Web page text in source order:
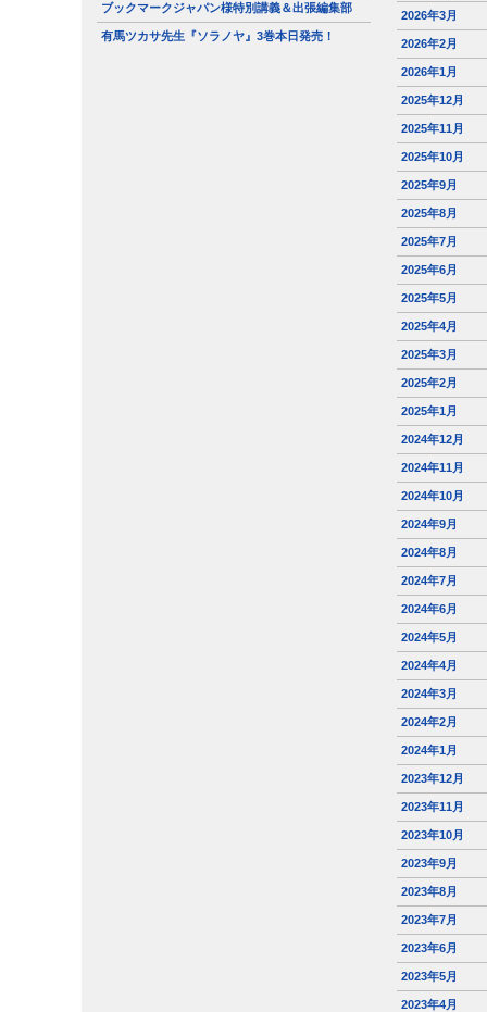
ブックマークジャパン様特別講義＆出張編集部
有馬ツカサ先生『ソラノヤ』3巻本日発売！
2026年3月
2026年2月
2026年1月
2025年12月
2025年11月
2025年10月
2025年9月
2025年8月
2025年7月
2025年6月
2025年5月
2025年4月
2025年3月
2025年2月
2025年1月
2024年12月
2024年11月
2024年10月
2024年9月
2024年8月
2024年7月
2024年6月
2024年5月
2024年4月
2024年3月
2024年2月
2024年1月
2023年12月
2023年11月
2023年10月
2023年9月
2023年8月
2023年7月
2023年6月
2023年5月
2023年4月